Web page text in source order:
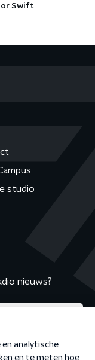
Swift
studio
nieuws?